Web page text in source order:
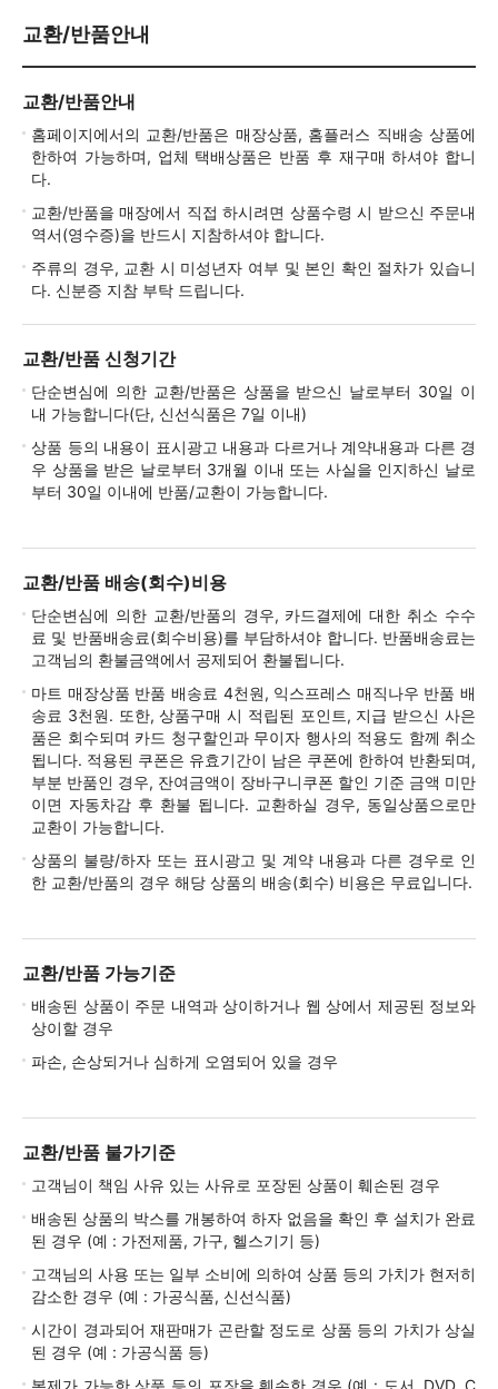
교환/반품안내
교환/반품안내
홈페이지에서의 교환/반품은 매장상품, 홈플러스 직배송 상품에
한하여 가능하며, 업체 택배상품은 반품 후 재구매 하셔야 합니
다.
교환/반품을 매장에서 직접 하시려면 상품수령 시 받으신 주문내
역서(영수증)을 반드시 지참하셔야 합니다.
주류의 경우, 교환 시 미성년자 여부 및 본인 확인 절차가 있습니
다. 신분증 지참 부탁 드립니다.
교환/반품 신청기간
단순변심에 의한 교환/반품은 상품을 받으신 날로부터 30일 이
내 가능합니다(단, 신선식품은 7일 이내)
상품 등의 내용이 표시광고 내용과 다르거나 계약내용과 다른 경
우 상품을 받은 날로부터 3개월 이내 또는 사실을 인지하신 날로
부터 30일 이내에 반품/교환이 가능합니다.
교환/반품 배송(회수)비용
단순변심에 의한 교환/반품의 경우, 카드결제에 대한 취소 수수
료 및 반품배송료(회수비용)를 부담하셔야 합니다. 반품배송료는
고객님의 환불금액에서 공제되어 환불됩니다.
마트 매장상품 반품 배송료 4천원, 익스프레스 매직나우 반품 배
송료 3천원. 또한, 상품구매 시 적립된 포인트, 지급 받으신 사은
품은 회수되며 카드 청구할인과 무이자 행사의 적용도 함께 취소
됩니다. 적용된 쿠폰은 유효기간이 남은 쿠폰에 한하여 반환되며,
부분 반품인 경우, 잔여금액이 장바구니쿠폰 할인 기준 금액 미만
이면 자동차감 후 환불 됩니다. 교환하실 경우, 동일상품으로만
교환이 가능합니다.
상품의 불량/하자 또는 표시광고 및 계약 내용과 다른 경우로 인
한 교환/반품의 경우 해당 상품의 배송(회수) 비용은 무료입니다.
교환/반품 가능기준
배송된 상품이 주문 내역과 상이하거나 웹 상에서 제공된 정보와
상이할 경우
파손, 손상되거나 심하게 오염되어 있을 경우
교환/반품 불가기준
고객님이 책임 사유 있는 사유로 포장된 상품이 훼손된 경우
배송된 상품의 박스를 개봉하여 하자 없음을 확인 후 설치가 완료
된 경우 (예 : 가전제품, 가구, 헬스기기 등)
고객님의 사용 또는 일부 소비에 의하여 상품 등의 가치가 현저히
감소한 경우 (예 : 가공식품, 신선식품)
시간이 경과되어 재판매가 곤란할 정도로 상품 등의 가치가 상실
된 경우 (예 : 가공식품 등)